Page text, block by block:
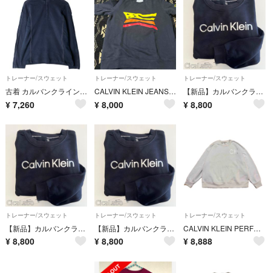
トレーナー/スウェット
古着 カルバンクライン Calvin klein 鹿の子 ハーフジップスウェットシャツ トレーナー レディースM相当/eaa593852
¥ 7,260
トレーナー/スウェット
CALVIN KLEIN JEANS スウェット
¥ 8,000
トレーナー/スウェット
【新品】カルバンクライン パフォーマンス スウェット トレーナー ブラック L
¥ 8,800
トレーナー/スウェット
【新品】カルバンクライン パフォーマンス スウェット トレーナー ブラック M
¥ 8,800
トレーナー/スウェット
【新品】カルバンクライン パフォーマンス スウェット トレーナー ブラック S
¥ 8,800
トレーナー/スウェット
CALVIN KLEIN PERFORMANCEロゴプリントスウェットトレーナー
¥ 8,888